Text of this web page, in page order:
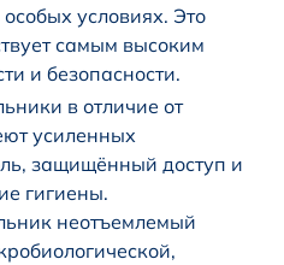
условиях. Это
самым высоким
и безопасности.
в отличие от
усиленных
защищённый доступ и
гигиены.
неотъемлемый